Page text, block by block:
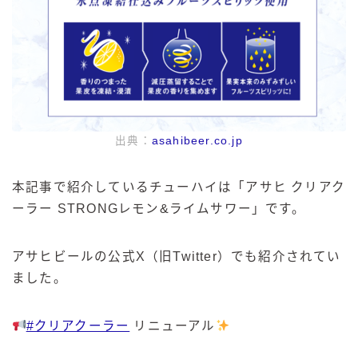
出典： asahibeer.co.jp
本記事で紹介しているチューハイは「アサヒ クリアク
ーラー STRONGレモン&ライムサワー」です。
アサヒビールの公式X（旧Twitter）でも紹介されてい
ました。
#クリアクーラー リニューアル